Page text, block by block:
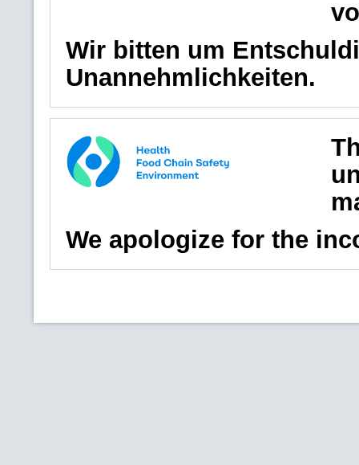
Wir bitten um
Unannehmlichkeiten.
We apologize for the